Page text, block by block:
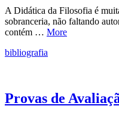
A Didática da Filosofia é
sobranceria, não faltando
contém … More
bibliografia
Provas de